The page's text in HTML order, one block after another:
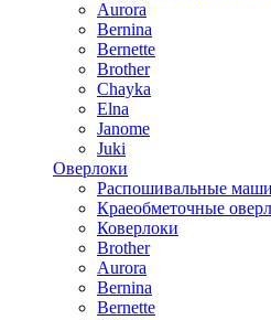
Aurora
Bernina
Bernette
Brother
Chayka
Elna
Janome
Juki
Оверлоки
Распошивальные
Краеобметочные
Коверлоки
Brother
Aurora
Bernina
Bernette